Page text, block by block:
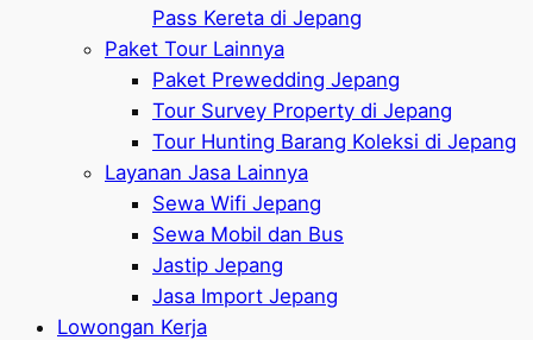
Pass Kereta di Jepang
Paket Tour Lainnya
Paket Prewedding Jepang
Tour Survey Property di Jepang
Tour Hunting Barang Koleksi di Jepang
Layanan Jasa Lainnya
Sewa Wifi Jepang
Sewa Mobil dan Bus
Jastip Jepang
Jasa Import Jepang
Lowongan Kerja